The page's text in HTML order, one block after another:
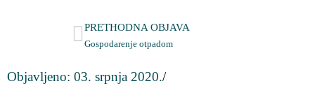
PRETHODNA OBJAVA
Gospodarenje otpadom
Objavljeno: 03. srpnja 2020./